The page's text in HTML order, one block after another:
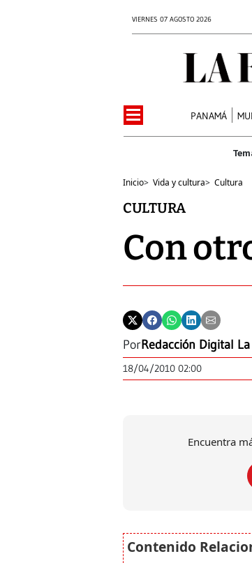
VIERNES 07 AGOSTO 2026
PANAMÁ
Inicio> Vida y cultura> Cultura
CULTURA
Con
PorRedacción Digital
18/04/2010 02:00
Encuentra